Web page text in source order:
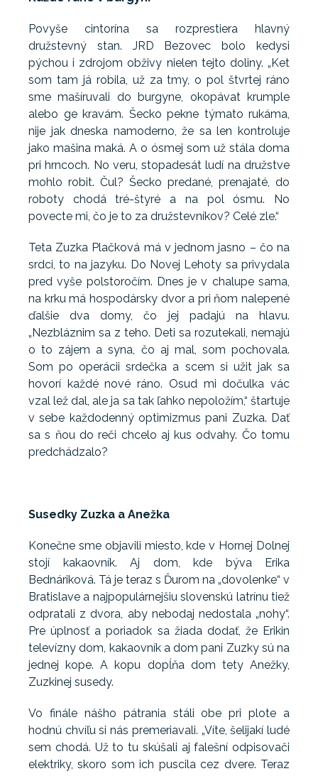
Povyše cintorína sa rozprestiera hlavný
družstevný stan. JRD Bezovec bolo kedysi
pýchou i zdrojom obživy nielen tejto doliny. „Ket
som tam já robila, už za tmy, o pol štvrtej ráno
sme mašíruvali do burgyne, okopávat krumple
alebo ge kravám. Šecko pekne týmato rukáma,
nije jak dneska namoderno, že sa len kontroluje
jako mašina maká. A o ósmej som už stála doma
pri hrncoch. No veru, stopadesát ludí na družstve
mohlo robit. Čul? Šecko predané, prenajaté, do
roboty chodá tré-štyré a na pol ósmu. No
povecte mi, čo je to za družstevníkov? Celé zle.“
Teta Zuzka Plačková má v jednom jasno – čo na
srdci, to na jazyku. Do Novej Lehoty sa privydala
pred vyše polstoročím. Dnes je v chalupe sama,
na krku má hospodársky dvor a pri ňom nalepené
ďalšie dva domy, čo jej padajú na hlavu.
„Nezbláznim sa z teho. Deti sa rozutekali, nemajú
o to zájem a syna, čo aj mal, som pochovala.
Som po operácii srdečka a scem si užit jak sa
hovorí každé nové ráno. Osud mi dočulka vác
vzal lež dal, ale ja sa tak ľahko nepoložím,“ štartuje
v sebe každodenný optimizmus pani Zuzka. Dať
sa s ňou do reči chcelo aj kus odvahy. Čo tomu
predchádzalo?
Susedky Zuzka a Anežka
Konečne sme objavili miesto, kde v Hornej Dolnej
stojí kakaovník. Aj dom, kde býva Erika
Bednáriková. Tá je teraz s Ďurom na „dovolenke“ v
Bratislave a najpopulárnejšiu slovenskú latrínu tiež
odpratali z dvora, aby nebodaj nedostala „nohy“.
Pre úplnosť a poriadok sa žiada dodať, že Erikin
televízny dom, kakaovník a dom pani Zuzky sú na
jednej kope. A kopu dopĺňa dom tety Anežky,
Zuzkinej susedy.
Vo finále nášho pátrania stáli obe pri plote a
hodnú chvíľu si nás premeriavali. „Víte, šelijakí ludé
sem chodá. Už to tu skúšali aj falešní odpisovači
elektriky, skoro som ich puscila cez dvere. Teraz